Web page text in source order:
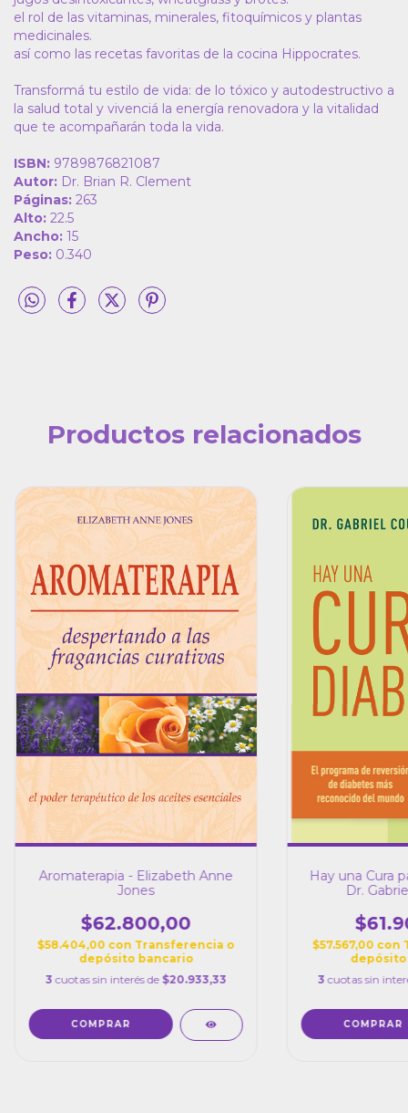
el rol de las vitaminas, minerales, fitoquímicos y plantas
medicinales.
así como las recetas favoritas de la cocina Hippocrates.
Transformá tu estilo de vida: de lo tóxico y autodestructivo a
la salud total y vivenciá la energía renovadora y la vitalidad
que te acompañarán toda la vida.
ISBN: 9789876821087
Autor: Dr. Brian R. Clement
Páginas: 263
Alto: 22.5
Ancho: 15
Peso: 0.340
Productos relacionados
Aromaterapia - Elizabeth Anne
Jones
$62.800,00
$58.404,00 con Transferencia o
depósito bancario
3 cuotas sin interés de $20.933,33
Hay una Cura
Dr.
$57.567,00 con
3 cuotas sin